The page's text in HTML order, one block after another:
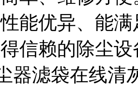
能优异、能
信赖的除尘设
器滤袋在线清